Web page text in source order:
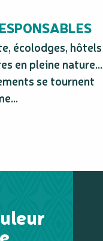
écolodges, hôtels
en pleine nature…
se tournent